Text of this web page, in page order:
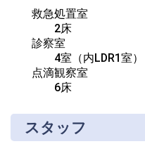
救急処置室
診察室
点滴観察室
6床
スタッフ